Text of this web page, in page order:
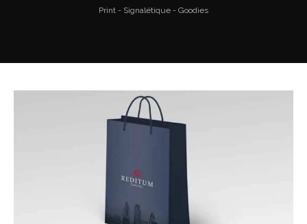
Print - Signalétique - Goodies